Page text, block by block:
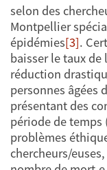
selon des
Montpellier
épidémies[3].
baisser le taux
réduction
personnes âgées
présentant des
période de temps
problèmes
chercheurs/